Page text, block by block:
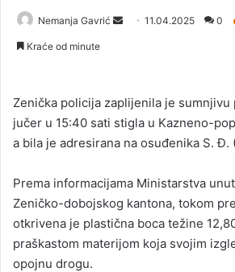
Nemanja Gavrić
a
n
11.04.2025 0
Kraće od minute
Zenička policija zaplijenila je sumnjivu
jučer u 15:40 sati stigla u Kazneno-
a bila je adresirana na osuđenika S. Đ.
Prema informacijama Ministarstva
Zeničko-dobojskog kantona, tokom
otkrivena je plastična boca težine
praškastom materijom koja svojim
opojnu drogu.